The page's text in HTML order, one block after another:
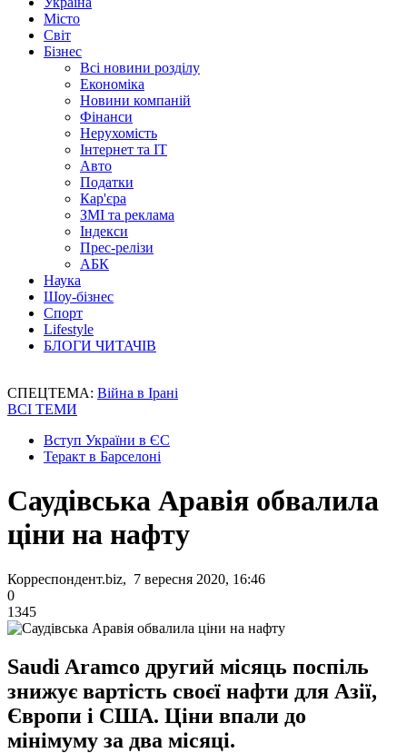
Місто
Світ
Бізнес
Всі новини розділу
Економіка
Новини компаній
Фінанси
Нерухомість
Інтернет та IT
Авто
Податки
Кар'єра
ЗМІ та реклама
Індекси
Прес-релізи
АБК
Наука
Шоу-бізнес
Спорт
Lifestyle
БЛОГИ ЧИТАЧІВ
СПЕЦТЕМА: Війна в Ірані
ВСІ ТЕМИ
Вступ України в ЄС
Теракт в Барселоні
Саудівська Аравія обвалила
ціни на нафту
Корреспондент.biz, 7 вересня 2020, 16:46
0
1345
Saudi Aramco другий місяць поспіль
знижує вартість своєї нафти для Азії,
Європи і США. Ціни впали до
мінімуму за два місяці.